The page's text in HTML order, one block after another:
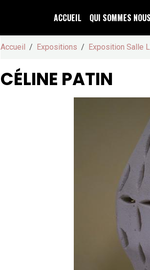
ACCUEIL QUI SOMMES
Accueil Expositions Exposition Salle
CÉLINE PATIN